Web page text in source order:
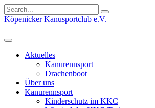
Search
for:
Köpenicker Kanusportclub e.V.
Aktuelles
Kanurennsport
Drachenboot
Über uns
Kanurennsport
Kinderschutz im KKC